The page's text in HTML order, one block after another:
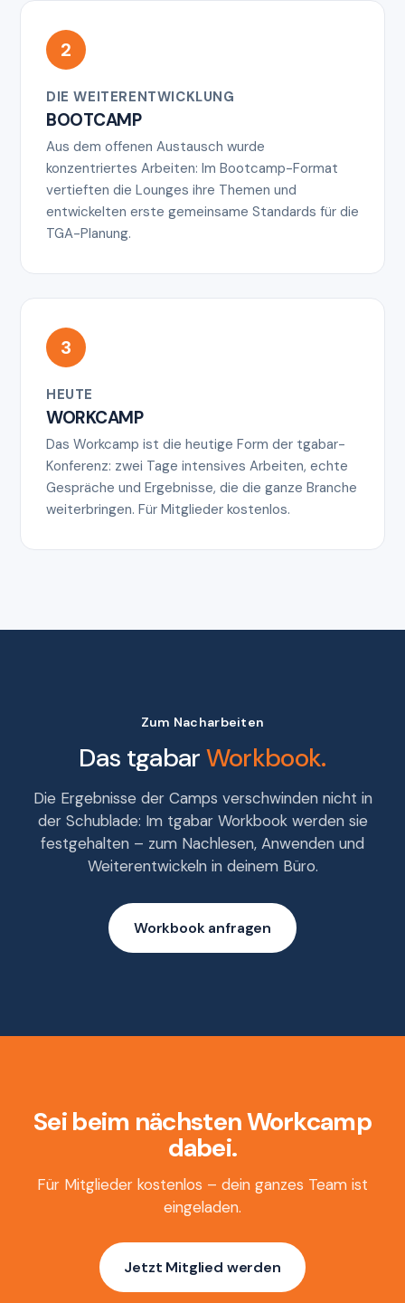
2
DIE WEITERENTWICKLUNG
BOOTCAMP
Aus dem offenen Austausch wurde
konzentriertes Arbeiten: Im Bootcamp-Format
vertieften die Lounges ihre Themen und
entwickelten erste gemeinsame Standards für die
TGA-Planung.
3
HEUTE
WORKCAMP
Das Workcamp ist die heutige Form der tgabar-
Konferenz: zwei Tage intensives Arbeiten, echte
Gespräche und Ergebnisse, die die ganze Branche
weiterbringen. Für Mitglieder kostenlos.
Zum Nacharbeiten
Das tgabarWorkbook.
Die Ergebnisse der Camps verschwinden nicht in
der Schublade: Im tgabar Workbook werden sie
festgehalten – zum Nachlesen, Anwenden und
Weiterentwickeln in deinem Büro.
Workbook anfragen
Seibeim nächstenWorkcamp
dabei.
Für Mitglieder kostenlos – dein ganzes Team ist
eingeladen.
Jetzt Mitglied werden